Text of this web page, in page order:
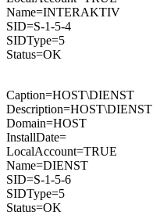
Name=INTERAKTIV
SID=S-1-5-4
SIDType=5
Status=OK
Caption=HOST\DIENST
Description=HOST\DIENST
Domain=HOST
InstallDate=
LocalAccount=TRUE
Name=DIENST
SID=S-1-5-6
SIDType=5
Status=OK